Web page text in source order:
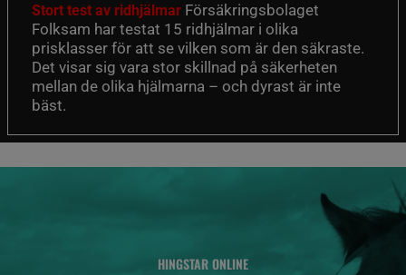
Stort test av ridhjälmar Försäkringsbolaget
Folksam har testat 15 ridhjälmar i olika
prisklasser för att se vilken som är den säkraste.
Det visar sig vara stor skillnad på säkerheten
mellan de olika hjälmarna – och dyrast är inte
bäst.
HINGSTAR ONLINE